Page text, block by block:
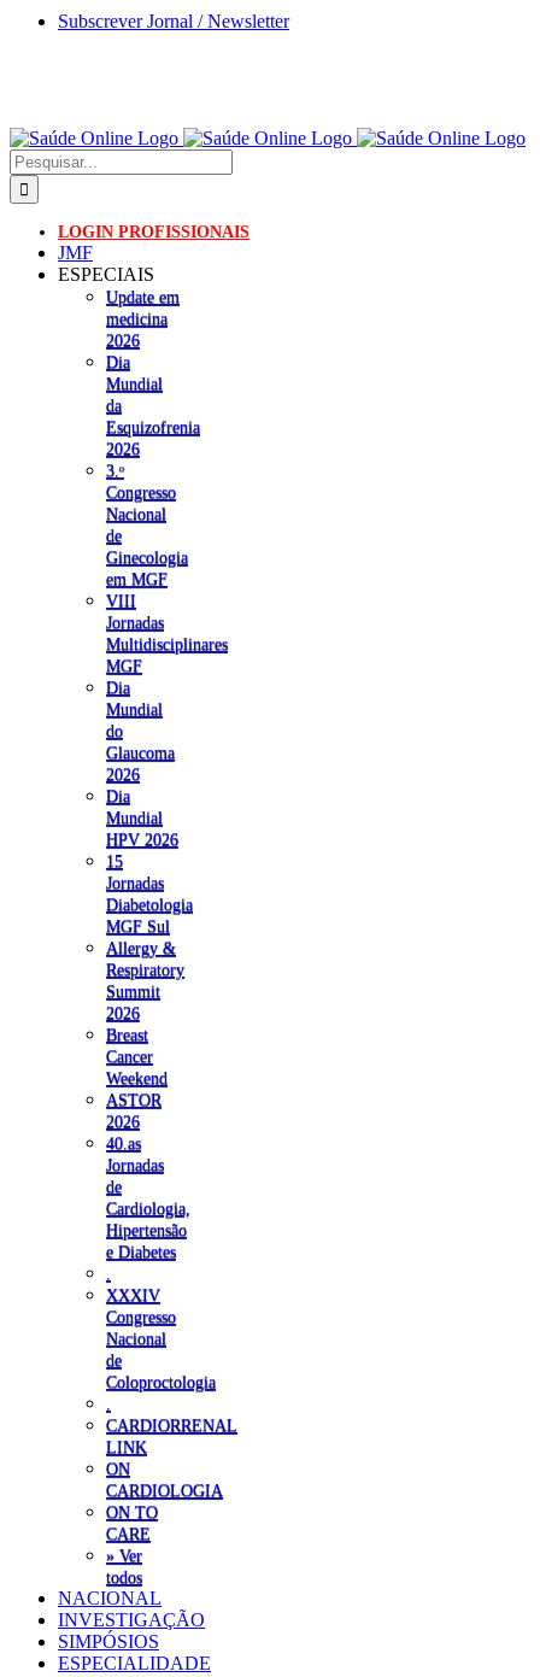
Skip
Subscrever Jornal / Newsletter
Pesquisar
LOGIN PROFISSIONAIS
JMF
ESPECIAIS
Update em
medicina
2026
Dia
Mundial
da
Esquizofrenia
2026
3.ᵒ
Congresso
Nacional
de
Ginecologia
em MGF
VIII
Jornadas
Multidisciplinares
MGF
Dia
Mundial
do
Glaucoma
2026
Dia
Mundial
HPV 2026
15
Jornadas
Diabetologia
MGF Sul
Allergy &
Respiratory
Summit
2026
Breast
Cancer
Weekend
ASTOR
2026
40.as
Jornadas
de
Cardiologia,
Hipertensão
e Diabetes
XXXIV
Congresso
Nacional
de
Coloproctologia
CARDIORRENAL
LINK
ON
CARDIOLOGIA
ON TO
CARE
» Ver
todos
NACIONAL
INVESTIGAÇÃO
SIMPÓSIOS
ESPECIALIDADE